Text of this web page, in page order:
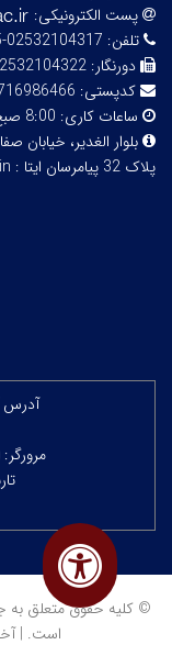
پست الکترونیکی:
تلفن: 02532104317-0253210315
دورنگار:
کدپستی:
ساعات کاری: 8:00 صبح لغایت 15:00 عصر
بلوار الغدیر،
پلاک 32
پیامرسان ایتا : Mahdaviyatfest_admin@
آدرس
مرورگر: Google Chrome (131.0.0.0)
© کلیه حقوق متعلق به
است. | آخرین